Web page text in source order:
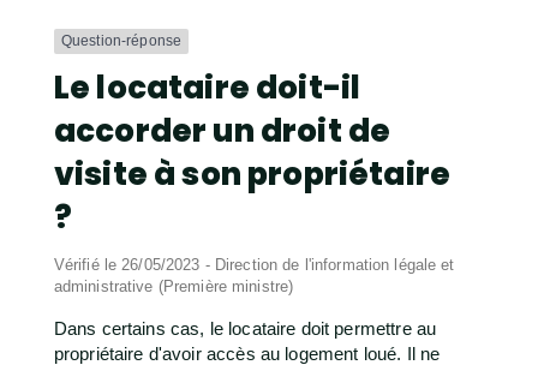
Question-réponse
Le locataire doit-il
accorder un droit de
visite à son propriétaire
?
Vérifié le 26/05/2023 - Direction de l'information légale et
administrative (Première ministre)
Dans certains cas, le locataire doit permettre au
propriétaire d'avoir accès au logement loué. Il ne